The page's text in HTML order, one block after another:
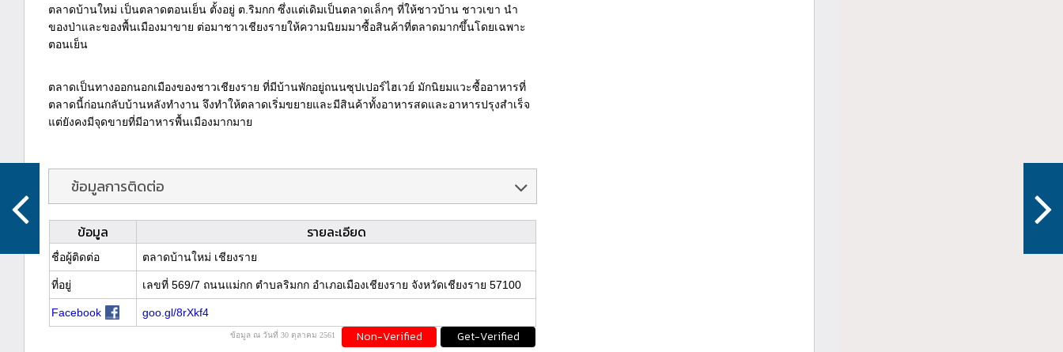
ตลาดบ้านใหม่ เป็นตลาดตอนเย็น ตั้งอยู่ ต.ริมกก ซึ่งแต่เดิมเป็นตลาดเล็กๆ ที่ให้ชาวบ้าน ชาวเขา นำ
ของป่าและของพื้นเมืองมาขาย ต่อมาชาวเชียงรายให้ความนิยมมาซื้อสินค้าที่ตลาดมากขึ้นโดยเฉพาะ
ตอนเย็น
ตลาดเป็นทางออกนอกเมืองของชาวเชียงราย ที่มีบ้านพักอยู่ถนนซุปเปอร์ไฮเวย์ มักนิยมแวะซื้ออาหารที่
ตลาดนี้ก่อนกลับบ้านหลังทำงาน จึงทำให้ตลาดเริ่มขยายและมีสินค้าทั้งอาหารสดและอาหารปรุงสำเร็จ
แต่ยังคงมีจุดขายที่มีอาหารพื้นเมืองมากมาย
ข้อมูลการติดต่อ
ข้อมูล รายละเอียด
ชื่อผู้ติดต่อ ตลาดบ้านใหม่ เชียงราย
ที่อยู่ เลขที่ 569/7 ถนนแม่กก ตำบลริมกก อำเภอเมืองเชียงราย จังหวัดเชียงราย 57100
Facebook goo.gl/8rXkf4
Get-Verified
Non-Verified
ข้อมูล ณ วันที่ 30 ตุลาคม 2561